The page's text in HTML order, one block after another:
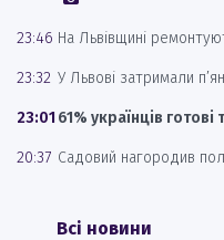
23:46 На Львівщині
23:32 У Львові затримали
23:01 61% українців готові
20:37 Садовий нагородив
Всі новини